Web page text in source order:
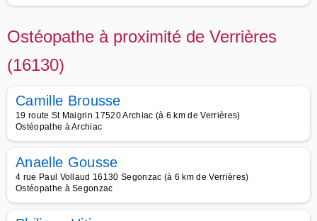
Ostéopathe à proximité de Verrières
(16130)
Camille Brousse
19 route St Maigrin 17520 Archiac (à 6 km de Verrières)
Ostéopathe à Archiac
Anaelle Gousse
4 rue Paul Vollaud 16130 Segonzac (à 6 km de Verrières)
Ostéopathe à Segonzac